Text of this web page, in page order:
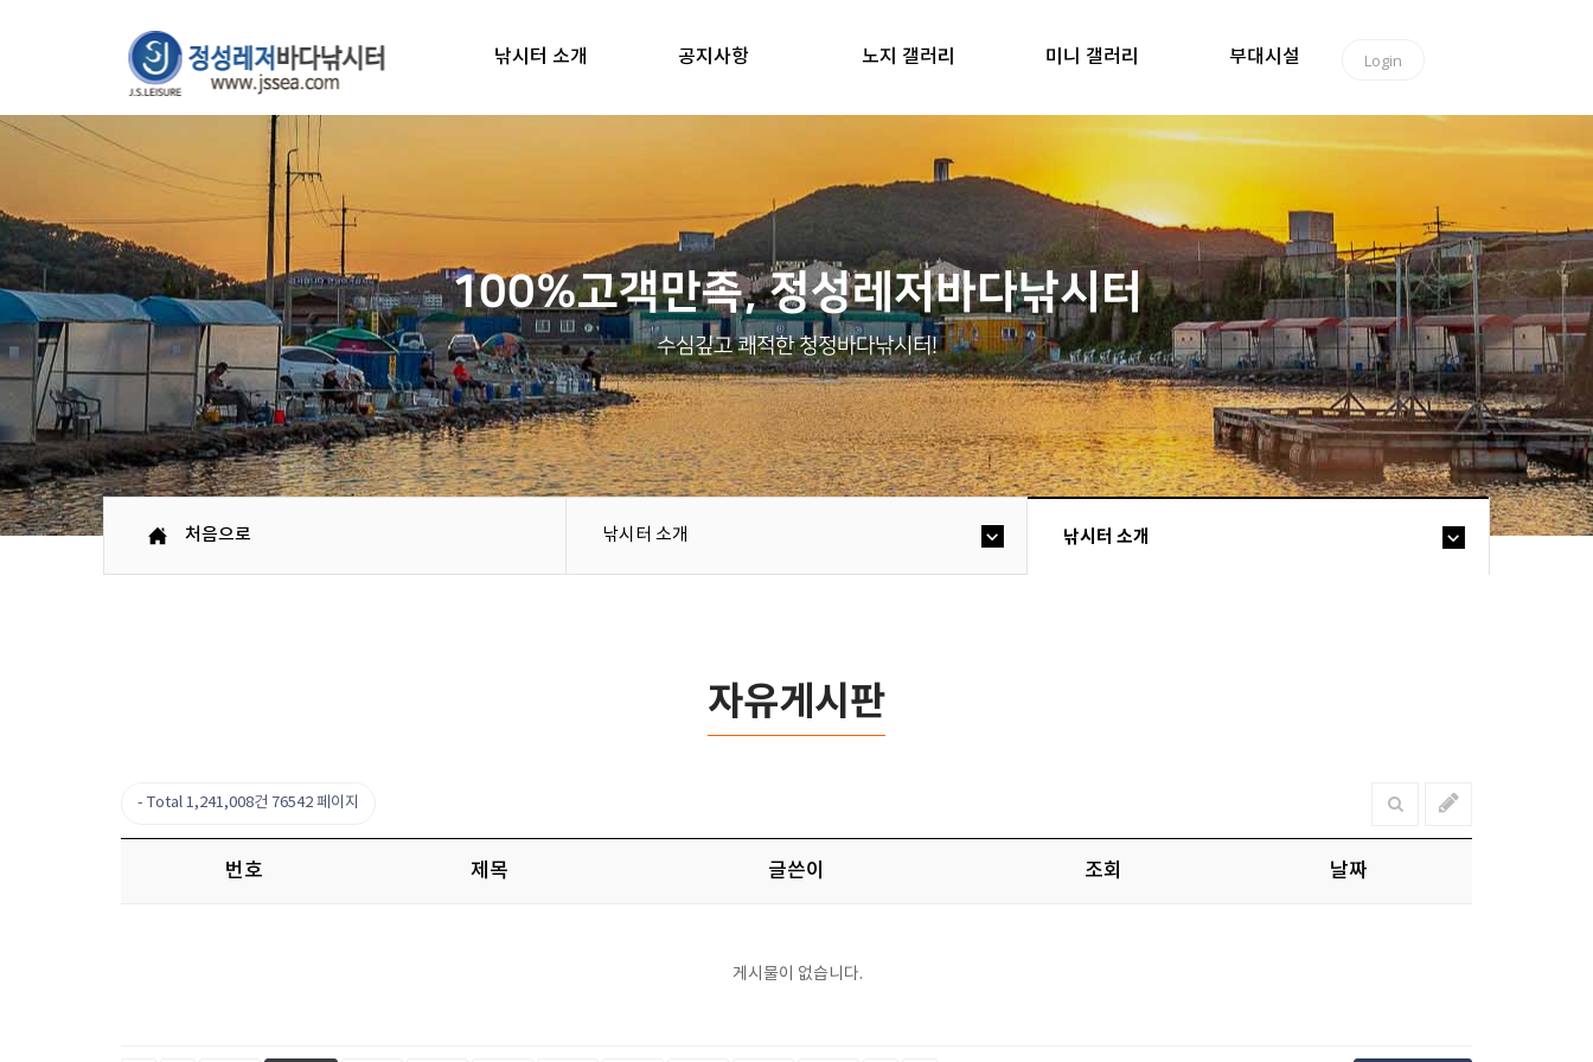
낚시터 소개 공지사항 노지 갤러리 미니 갤러리 부대시설 Login
100%고객만족, 정성레저바다낚시터
수심깊고 쾌적한 청정바다낚시터!
처음으로 낚시터 소개 낚시터 소개
자유게시판
Total 1,241,008건 76542 페이지
번호 제목 글쓴이 조회 날짜
게시물이 없습니다.